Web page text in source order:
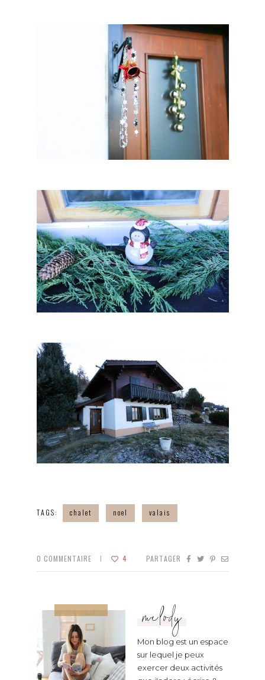
TAGS: chalet noel valais
0 COMMENTAIRE 4 PARTAGER
melody
Mon blog est un espace
sur lequel je peux
exercer deux activités